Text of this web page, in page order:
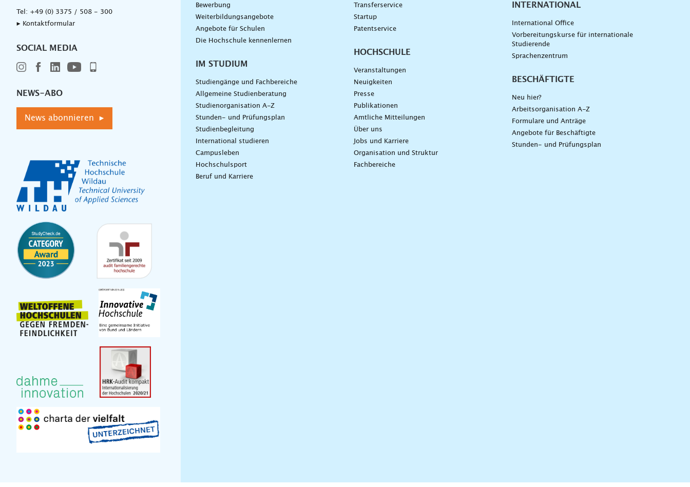
Tel: +49 (0) 3375 / 508 - 300
▸ Kontaktformular
SOCIAL MEDIA
NEWS-ABO
News abonnieren ▸
Bewerbung
Weiterbildungsangebote
Angebote für Schulen
Die Hochschule kennenlernen
IM STUDIUM
Studiengänge und Fachbereiche
Allgemeine Studienberatung
Studienorganisation A-Z
Stunden- und Prüfungsplan
Studienbegleitung
International studieren
Campusleben
Hochschulsport
Beruf und Karriere
Transferservice
Startup
Patentservice
HOCHSCHULE
Veranstaltungen
Neuigkeiten
Presse
Publikationen
Amtliche Mitteilungen
Über uns
Jobs und Karriere
Organisation und Struktur
Fachbereiche
INTERNATIONAL
International Office
Vorbereitungskurse für internationale
Studierende
Sprachenzentrum
BESCHÄFTIGTE
Neu hier?
Arbeitsorganisation A-Z
Formulare und Anträge
Angebote für Beschäftigte
Stunden- und Prüfungsplan